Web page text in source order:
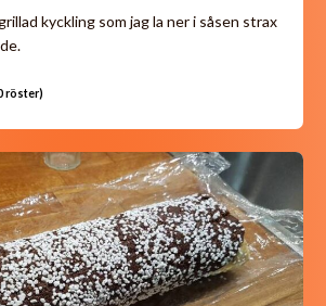
kyckling som jag la ner i såsen strax